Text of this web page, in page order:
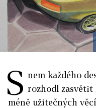
S nem každého
rozhodl
méně užitečných